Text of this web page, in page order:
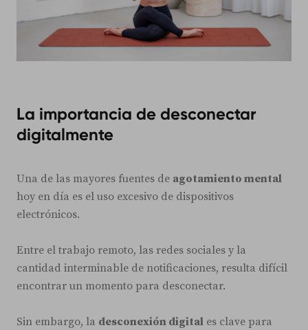
La importancia de desconectar
digitalmente
Una de las mayores fuentes de agotamiento mental
hoy en día es el uso excesivo de dispositivos
electrónicos.
Entre el trabajo remoto, las redes sociales y la
cantidad interminable de notificaciones, resulta difícil
encontrar un momento para desconectar.
Sin embargo, la desconexión digital es clave para